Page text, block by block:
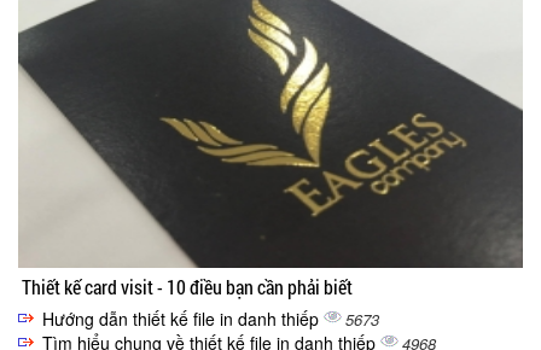
Thiết kế card visit - 10 điều bạn cần phải biết
Hướng dẫn thiết kế file in danh thiếp 5673
Tìm hiểu chung về thiết kế file in danh thiếp 4968